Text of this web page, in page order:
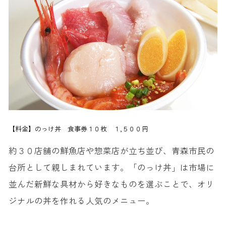
【料金】のっけ丼 食事券１０枚 １,５００円
約３０店舗の鮮魚店や惣菜店が立ち並び、青森市民の
台所として親しまれています。「のっけ丼」は市場に
並んだ新鮮な具材から好きなものを選ぶことで、オリ
ジナルの丼を作れる人気のメニュー。